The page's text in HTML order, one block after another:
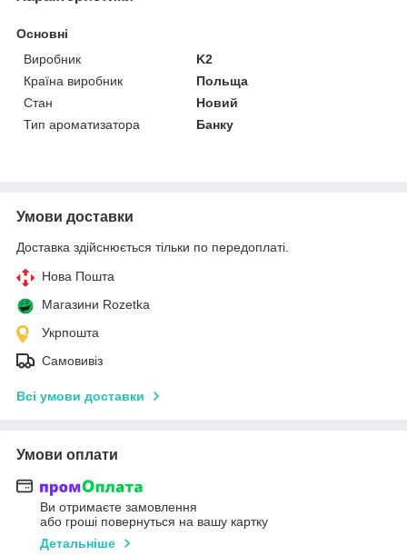
Основні
Виробник
K2
Країна виробник
Польща
Стан
Новий
Тип ароматизатора
Банку
Умови доставки
Доставка здійснюється тільки по передоплаті.
Нова Пошта
Магазини Rozetka
Укрпошта
Самовивіз
Всі умови доставки
Умови оплати
Ви отримаєте замовлення
або гроші повернуться на вашу картку
Детальніше